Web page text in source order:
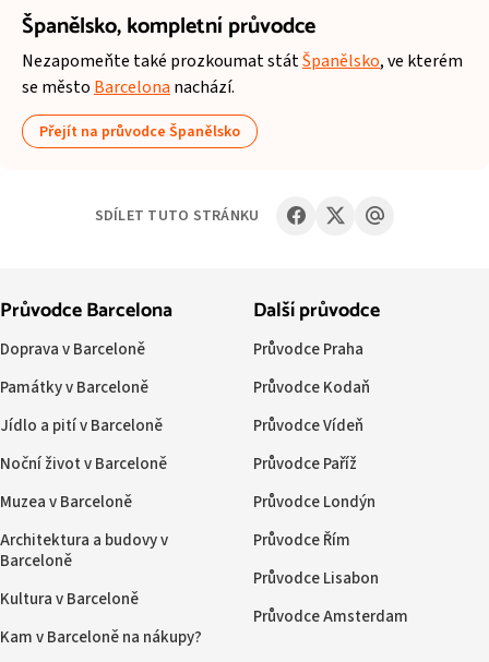
Španělsko,kompletní průvodce
Nezapomeňte také prozkoumat státŠpanělsko, ve kterém
se město Barcelona nachází.
Přejít na průvodce Španělsko
SDÍLET TUTO STRÁNKU
Průvodce Barcelona
Doprava v Barceloně
Památky v Barceloně
Jídlo a pití v Barceloně
Noční život v Barceloně
Muzea v Barceloně
Architektura a budovy v
Barceloně
Kultura v Barceloně
Kam v Barceloně na nákupy?
Další průvodce
Průvodce Praha
Průvodce Kodaň
Průvodce Vídeň
Průvodce Paříž
Průvodce Londýn
Průvodce Řím
Průvodce Lisabon
Průvodce Amsterdam